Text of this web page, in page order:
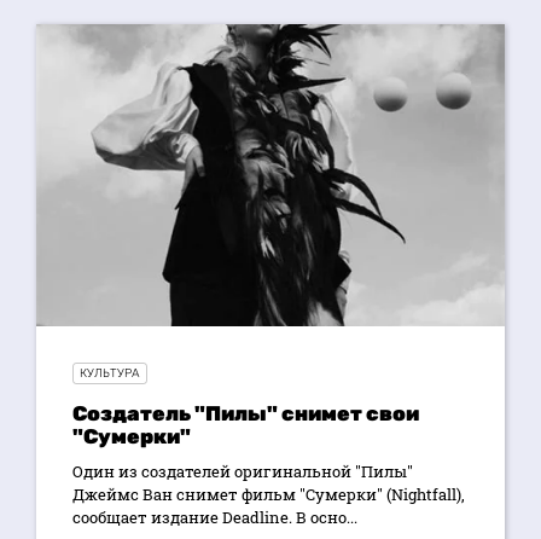
КУЛЬТУРА
Создатель "Пилы" снимет свои
"Сумерки"
Один из создателей оригинальной "Пилы"
Джеймс Ван снимет фильм "Сумерки" (Nightfall),
сообщает издание Deadline. В осно...